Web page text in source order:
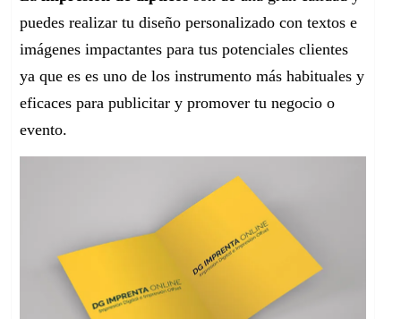
puedes realizar tu diseño personalizado con textos e
imágenes impactantes para tus potenciales clientes
ya que es es uno de los instrumento más habituales y
eficaces para publicitar y promover tu negocio o
evento.